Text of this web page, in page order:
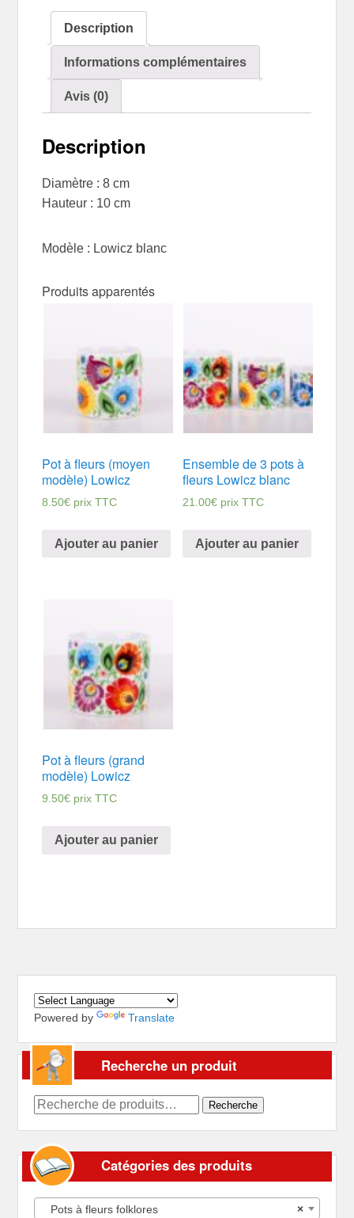
Description
Informations complémentaires
Avis (0)
Description
Diamètre : 8 cm
Hauteur : 10 cm
Modèle : Lowicz blanc
Produits apparentés
Pot à fleurs (moyen
modèle) Lowicz
8.50€ prix TTC
Ajouter au panier
Ensemble de 3 pots à
fleurs Lowicz blanc
21.00€ prix TTC
Ajouter au panier
Pot à fleurs (grand
modèle) Lowicz
9.50€ prix TTC
Ajouter au panier
Powered by Translate
Recherche un produit
Recherche
Recherche
Catégories des produits
×
Pots à fleurs folklores